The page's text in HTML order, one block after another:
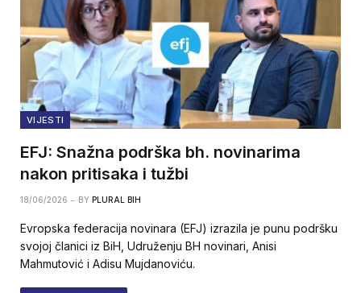
VIJESTI
EFJ: Snažna podrška bh. novinarima
nakon pritisaka i tužbi
18/06/2026 BY PLURAL BIH
Evropska federacija novinara (EFJ) izrazila je punu podršku
svojoj članici iz BiH, Udruženju BH novinari, Anisi
Mahmutović i Adisu Mujdanoviću.